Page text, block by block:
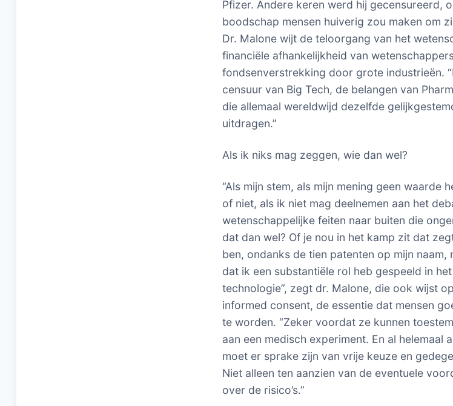
Pfizer. Andere keren werd hij gecensureerd,
boodschap mensen huiverig zou maken om
Dr. Malone wijt de teloorgang van het
financiële afhankelijkheid van
fondsenverstrekking door grote industrieën.
censuur van Big Tech, de belangen van
die allemaal wereldwijd dezelfde
uitdragen.”
Als ik niks mag zeggen, wie dan wel?
“Als mijn stem, als mijn mening geen waarde
of niet, als ik niet mag deelnemen aan het
wetenschappelijke feiten naar buiten die
dat dan wel? Of je nou in het kamp zit dat
ben, ondanks de tien patenten op mijn naam,
dat ik een substantiële rol heb gespeeld in
technologie”, zegt dr. Malone, die ook wijst
informed consent, de essentie dat mensen
te worden. “Zeker voordat ze kunnen
aan een medisch experiment. En al helemaal
moet er sprake zijn van vrije keuze en
Niet alleen ten aanzien van de eventuele
over de risico’s.”